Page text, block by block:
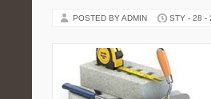
POSTED BY ADMIN STY - 28 -